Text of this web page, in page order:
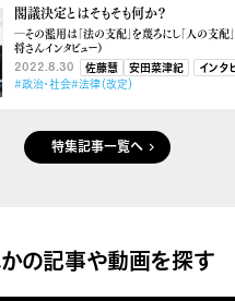
閣議決定とはそもそも何か？
―その濫用は「法の支配」を蔑ろにし「人の支配
将さんインタビュー）
2022.8.30 佐藤慧 安田菜津紀 インタ
#政治・社会#法律（改定）
特集記事一覧へ
の記事や動画を探す